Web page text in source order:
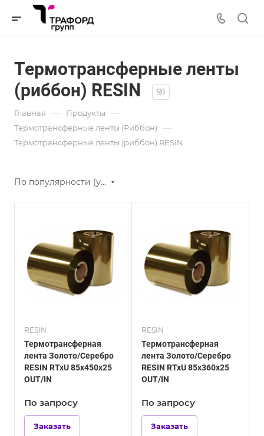
Термотрансферные ленты
(риббон) RESIN
91
Главная — Продукты —
Термотрансферные ленты (Риббон) —
Термотрансферные ленты (риббон) RESIN
По популярности (убывание)
RESIN
Термотрансферная
лента Золото/Серебро
RESIN RTxU 85х450х25
OUT/IN
По запросу
Заказать
RESIN
Термотрансферная
лента Золото/Серебро
RESIN RTxU 85х360х25
OUT/IN
По запросу
Заказать